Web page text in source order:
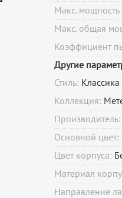
Макс.
Макс. общая
Коэффициент
Другие
Стиль: Классика
Коллекция:
Производитель:
Основной цвет:
Цвет корпуса:
Материал
Направление